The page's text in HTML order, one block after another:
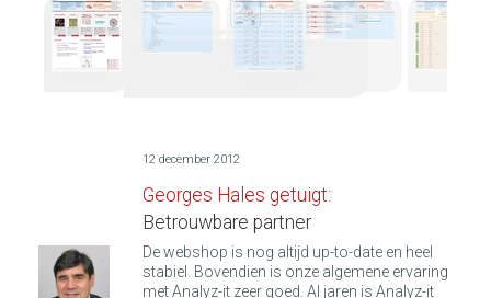
12 december 2012
Georges Hales getuigt:
Betrouwbare partner
De webshop is nog altijd up-to-date en heel
stabiel. Bovendien is onze algemene ervaring
met Analyz-it zeer goed. Al jaren is Analyz-it